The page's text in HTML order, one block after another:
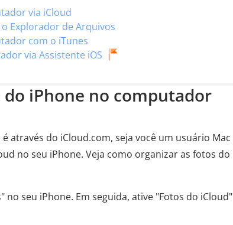
via iCloud
Explorador de Arquivos
com o iTunes
via Assistente iOS
iPhone no computador
através do iCloud.com, seja você um usuário Mac
no seu iPhone. Veja como organizar as fotos do
no seu iPhone. Em seguida, ative "Fotos do iCloud"